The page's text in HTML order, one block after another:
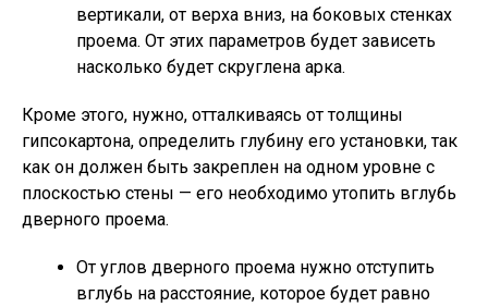
вертикали, от верха вниз, на боковых стенках
проема. От этих параметров будет зависеть
насколько будет скруглена арка.
Кроме этого, нужно, отталкиваясь от толщины
гипсокартона, определить глубину его установки, так
как он должен быть закреплен на одном уровне с
плоскостью стены — его необходимо утопить вглубь
дверного проема.
От углов дверного проема нужно отступить
вглубь на расстояние, которое будет равно